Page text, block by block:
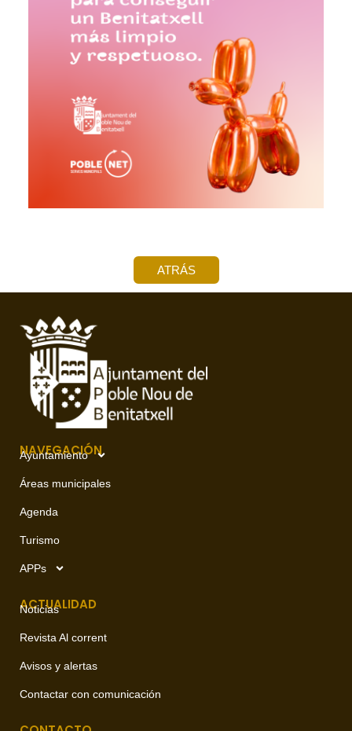
ATRÁS
NAVEGACIÓN
Ayuntamiento
Áreas municipales
Agenda
Turismo
APPs
ACTUALIDAD
Noticias
Revista Al corrent
Avisos y alertas
Contactar con comunicación